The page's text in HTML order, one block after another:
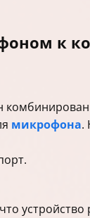
к
микрофона.
устройство